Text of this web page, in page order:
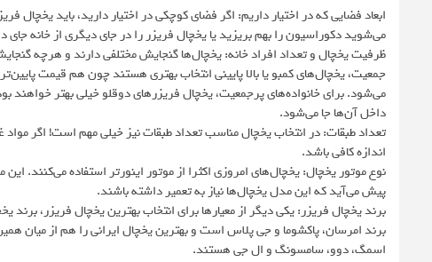
ابعاد فضایی که در اختیار داریم: اگر فضای کوچکی در اختیار دارید، باید یخچال
می‌شوید دکوراسیون را بهم بریزید یا یخچال فریزر را در جای دیگری از خانه
ظرفیت یخچال و تعداد افراد خانه: یخچال‌ها گنجایش‌ مختلفی دارند و هرچه
جمعیت، یخچال‌های کمبو یا بالا پایینی انتخاب بهتری هستند چون هم قیمت
می‌شود. برای خانواده‌های پرجمعیت، یخچال‌ فریزرهای دوقلو خیلی بهتر خواهند
داخل آن‌ها جا می‌شود.
تعداد طبقات: در انتخاب یخچال مناسب تعداد طبقات نیز خیلی مهم است! اگر مواد
اندازه کافی باشد.
نوع موتور یخچال: یخچال‌های امروزی اکثرا از موتور اینورتر استفاده
پیش می‌آید که این مدل یخچال‌ها نیاز به تعمیر داشته باشند.
برند یخچال فریزر: یکی دیگر از معیارها برای انتخاب بهترین یخچال فریزر، برند
برند امرسان، پاکشوما و جی پلاس است و بهترین یخچال ایرانی را هم از میان
اسمگ، دوو، سامسونگ و ال جی هستند.